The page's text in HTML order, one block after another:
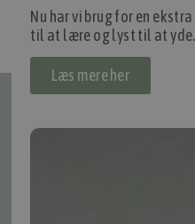
1
Vær blandt de første til at
Nu har vi brug for en
til at lære og lyst til at yde.
Læs mere her